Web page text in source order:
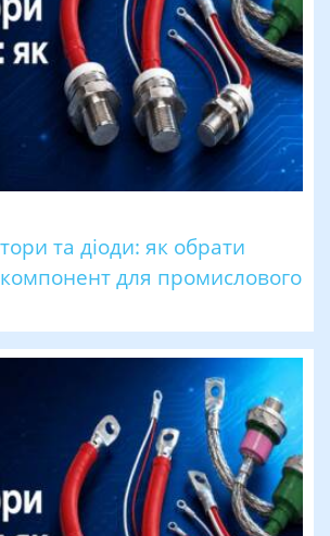
та діоди: як обрати
для промислового